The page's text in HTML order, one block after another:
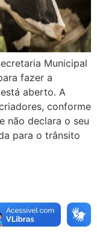
Municipal
fazer a
aberto. A
conforme
não declara o seu
para o trânsito